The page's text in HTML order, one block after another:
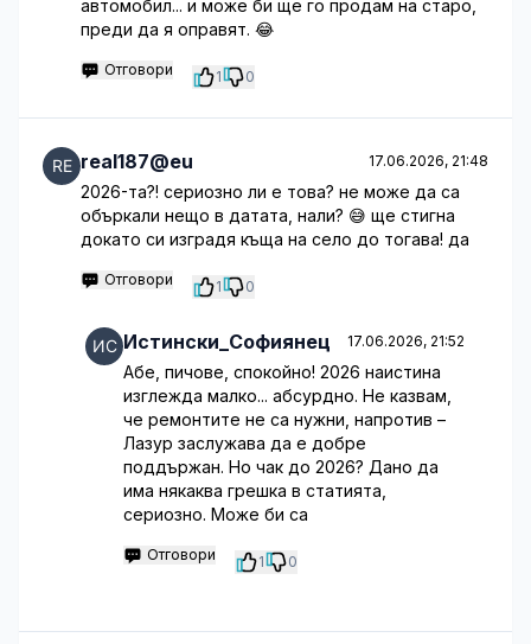
автомобил... и може би ще го продам на старо,
преди да я оправят. 😂
Отговори 1 0
real187@eu 17.06.2026, 21:48
2026-та?! сериозно ли е това? не може да са
объркали нещо в датата, нали? 😅 ще стигна
докато си изградя къща на село до тогава! да
Отговори 1 0
Истински_Софиянец 17.06.2026, 21:52
Абе, пичове, спокойно! 2026 наистина
изглежда малко... абсурдно. Не казвам,
че ремонтите не са нужни, напротив –
Лазур заслужава да е добре
поддържан. Но чак до 2026? Дано да
има някаква грешка в статията,
сериозно. Може би са
Отговори 1 0